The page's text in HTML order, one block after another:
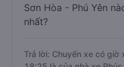
Sơn Hòa - Phú Yên
nhất?
Trả lời: Chuyến xe có giờ